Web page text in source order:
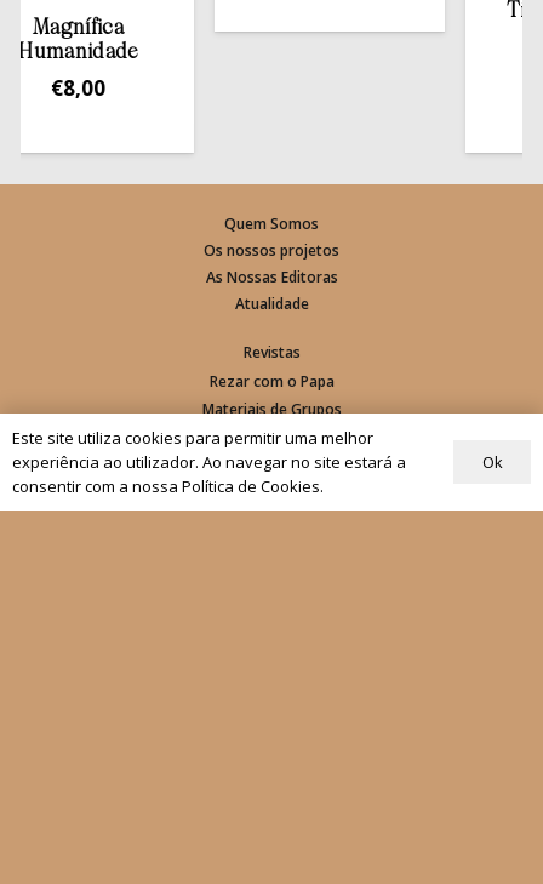
8,00
Tirar a
Quem Somos
Os nossos projetos
As Nossas Editoras
Atualidade
Revistas
Rezar com o Papa
Materiais de Grupos
As nossas newsletters
Este site utiliza cookies para permitir uma melhor
experiência ao utilizador. Ao navegar no site estará a
consentir com a nossa Política de Cookies.
Ok